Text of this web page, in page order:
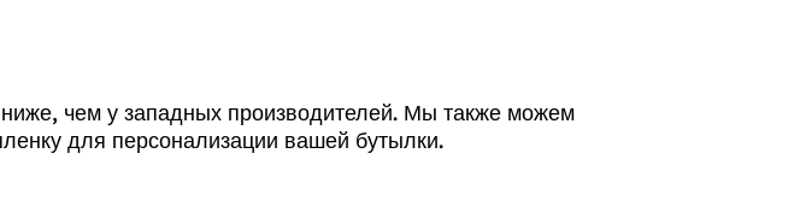
чем у западных производителей. Мы также можем
для персонализации вашей бутылки.